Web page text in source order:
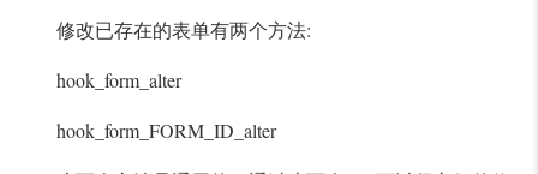
修改已存在的表单有两个方法:
hook_form_alter
hook_form_FORM_ID_alter